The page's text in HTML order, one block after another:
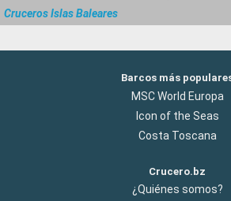
Cruceros Islas Baleares
Barcos más
MSC World Europa
Icon of the Seas
Costa Toscana
Crucero.bz
¿Quiénes somos?